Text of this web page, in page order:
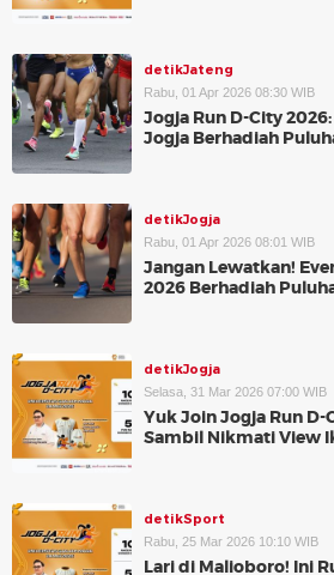
detikJateng
Rabu, 01 Apr 2026 08:30 WIB
Jogja Run D-City
Jogja Berhadiah
detikJogja
Rabu, 01 Apr 2026 08:01 WIB
Jangan Lewatkan!
2026 Berhadiah
detikJogja
Selasa, 31 Mar 2026 07:00 WIB
Yuk Join Jogja Run D-
Sambil Nikmati View
detikSport
Rabu, 25 Mar 2026 10:10 WIB
Lari di Malioboro! Ini